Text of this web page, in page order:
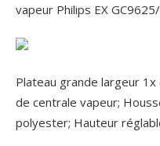
vapeur Philips EX
Plateau grande largeur
de centrale vapeur;
polyester; Hauteur